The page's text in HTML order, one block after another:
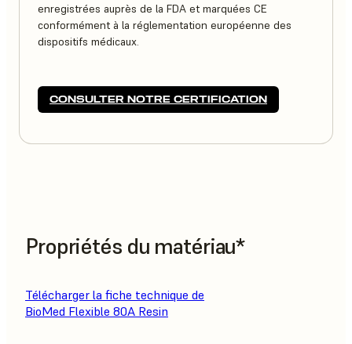
enregistrées auprès de la FDA et marquées CE
conformément à la réglementation européenne des
dispositifs médicaux.
CONSULTER NOTRE CERTIFICATION
Propriétés du matériau*
Télécharger la fiche technique de
BioMed Flexible 80A Resin